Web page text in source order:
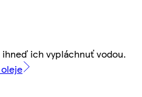
ich vypláchnuť vodou.